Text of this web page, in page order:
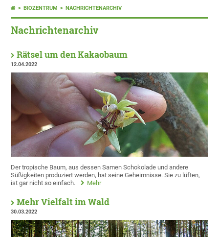
BIOZENTRUM NACHRICHTENARCHIV
Nachrichtenarchiv
Rätsel um den Kakaobaum
12.04.2022
Der tropische Baum, aus dessen Samen Schokolade und andere
Süßigkeiten produziert werden, hat seine Geheimnisse. Sie zu lüften,
ist gar nicht so einfach.
Mehr
Mehr Vielfalt im Wald
30.03.2022